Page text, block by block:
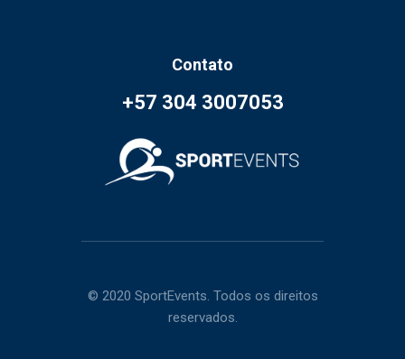
Contato
+57 304 3007053
© 2020 SportEvents. Todos os direitos
reservados.